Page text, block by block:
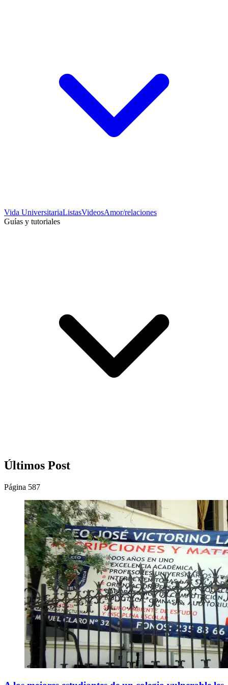
Vida UniversitariaListasVideosAmor/relaciones
Guías y tutoriales
Últimos Post
Página 587